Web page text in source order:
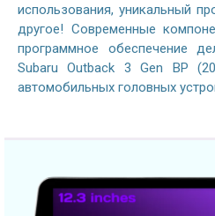
использования, уникальный
другое! Современные
программное обеспечение
Subaru Outback 3 Gen BP
автомобильных головных